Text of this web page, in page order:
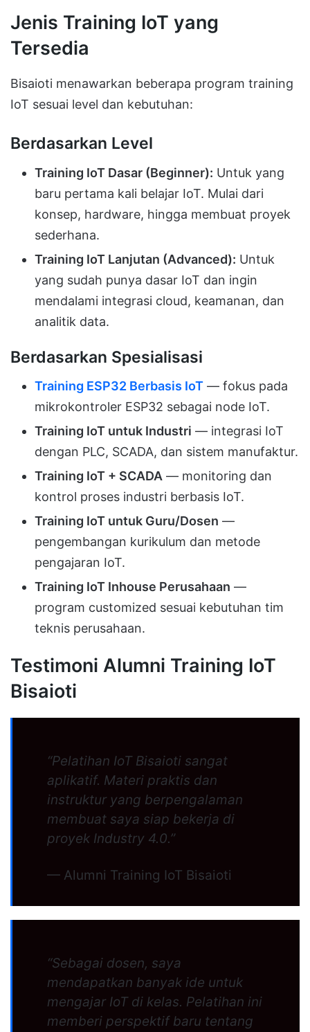
Jenis Training IoT yang
Tersedia
Bisaioti menawarkan beberapa program training
IoT sesuai level dan kebutuhan:
Berdasarkan Level
Training IoT Dasar (Beginner): Untuk yang
baru pertama kali belajar IoT. Mulai dari
konsep, hardware, hingga membuat proyek
sederhana.
Training IoT Lanjutan (Advanced): Untuk
yang sudah punya dasar IoT dan ingin
mendalami integrasi cloud, keamanan, dan
analitik data.
Berdasarkan Spesialisasi
Training ESP32 Berbasis IoT — fokus pada
mikrokontroler ESP32 sebagai node IoT.
Training IoT untuk Industri — integrasi IoT
dengan PLC, SCADA, dan sistem manufaktur.
Training IoT + SCADA — monitoring dan
kontrol proses industri berbasis IoT.
Training IoT untuk Guru/Dosen —
pengembangan kurikulum dan metode
pengajaran IoT.
Training IoT Inhouse Perusahaan —
program customized sesuai kebutuhan tim
teknis perusahaan.
Testimoni Alumni Training IoT
Bisaioti
“Pelatihan IoT Bisaioti sangat
aplikatif. Materi praktis dan
instruktur yang berpengalaman
membuat saya siap bekerja di
proyek Industry 4.0.”
— Alumni Training IoT Bisaioti
“Sebagai dosen, saya
mendapatkan banyak ide untuk
mengajar IoT di kelas. Pelatihan ini
memberi perspektif baru tentang